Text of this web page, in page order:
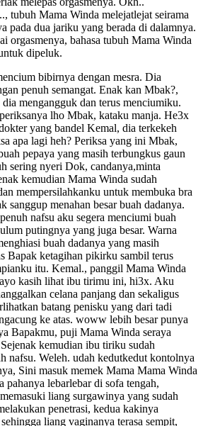
bibirnya dengan mesra. Dia
penuh semangat. Enak kan Mbak?,
mengangguk dan terus menciumiku.
lho Mbak, kataku manja. He3x
yang bandel Kemal, dia terkekeh
apa lagi heh? Periksa yang ini Mbak,
pepaya yang masih terbungkus gaun
sering nyeri Dok, candanya,minta
kemudian Mama Winda sudah
mempersilahkanku untuk membuka bra
sanggup menahan besar buah dadanya.
nafsu aku segera menciumi buah
putingnya yang juga besar. Warna
buah dadanya yang masih
Bapak ketagihan pikirku sambil terus
itu. Kemal., panggil Mama Winda
kasih lihat ibu tirimu ini, hi3x. Aku
celana panjang dan sekaligus
batang penisku yang dari tadi
ke atas. woww lebih besar punya
Bapakmu, puji Mama Winda seraya
kemudian ibu tiriku sudah
nafsu. Weleh. udah kedutkedut kontolnya
Sini masuk memek Mama Mama Winda
pahanya lebarlebar di sofa tengah,
liang surgawinya yang sudah
penetrasi, kedua kakinya
liang vaginanya terasa sempit,